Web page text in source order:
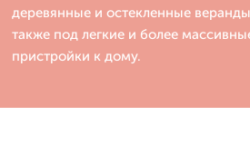
деревянные и остекленные
также под легкие и более
пристройки к дому.